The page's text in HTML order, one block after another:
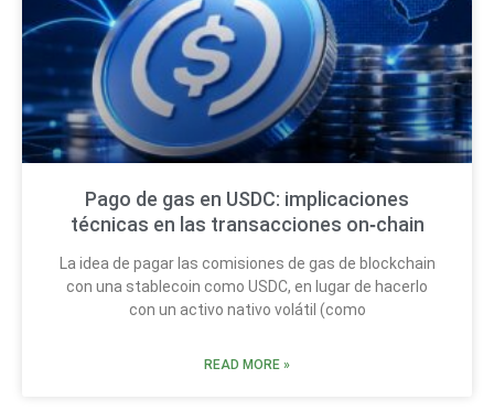
Pago de gas en USDC: implicaciones
técnicas en las transacciones on‑chain
La idea de pagar las comisiones de gas de blockchain
con una stablecoin como USDC, en lugar de hacerlo
con un activo nativo volátil (como
READ MORE »